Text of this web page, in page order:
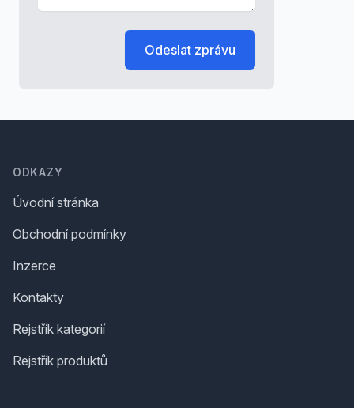
Odeslat zprávu
ODKAZY
Úvodní stránka
Obchodní podmínky
Inzerce
Kontakty
Rejstřík kategorií
Rejstřík produktů